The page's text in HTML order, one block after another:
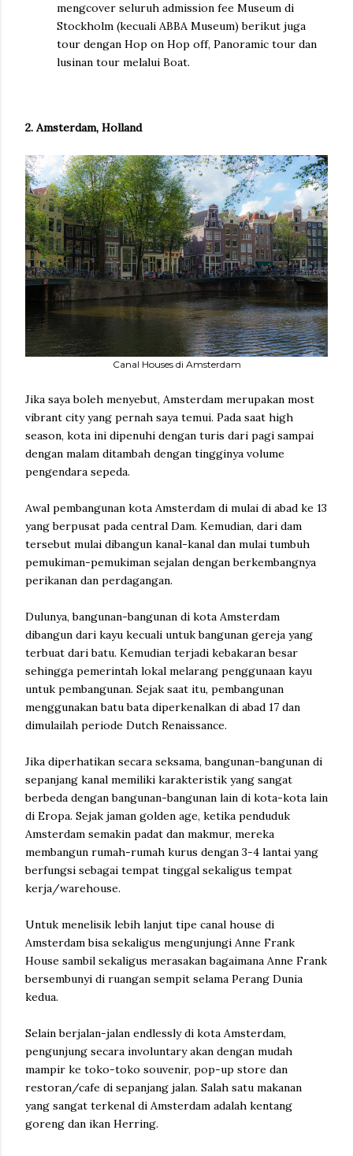
mengcover seluruh admission fee Museum di
Stockholm (kecuali ABBA Museum) berikut juga
tour dengan Hop on Hop off, Panoramic tour dan
lusinan tour melalui Boat.
2. Amsterdam, Holland
Canal Houses di Amsterdam
Jika saya boleh menyebut, Amsterdam merupakan most
vibrant city yang pernah saya temui. Pada saat high
season, kota ini dipenuhi dengan turis dari pagi sampai
dengan malam ditambah dengan tingginya volume
pengendara sepeda.
Awal pembangunan kota Amsterdam di mulai di abad ke 13
yang berpusat pada central Dam. Kemudian, dari dam
tersebut mulai dibangun kanal-kanal dan mulai tumbuh
pemukiman-pemukiman sejalan dengan berkembangnya
perikanan dan perdagangan.
Dulunya, bangunan-bangunan di kota Amsterdam
dibangun dari kayu kecuali untuk bangunan gereja yang
terbuat dari batu. Kemudian terjadi kebakaran besar
sehingga pemerintah lokal melarang penggunaan kayu
untuk pembangunan. Sejak saat itu, pembangunan
menggunakan batu bata diperkenalkan di abad 17 dan
dimulailah periode Dutch Renaissance.
Jika diperhatikan secara seksama, bangunan-bangunan di
sepanjang kanal memiliki karakteristik yang sangat
berbeda dengan bangunan-bangunan lain di kota-kota lain
di Eropa. Sejak jaman golden age, ketika penduduk
Amsterdam semakin padat dan makmur, mereka
membangun rumah-rumah kurus dengan 3-4 lantai yang
berfungsi sebagai tempat tinggal sekaligus tempat
kerja/warehouse.
Untuk menelisik lebih lanjut tipe canal house di
Amsterdam bisa sekaligus mengunjungi Anne Frank
House sambil sekaligus merasakan bagaimana Anne Frank
bersembunyi di ruangan sempit selama Perang Dunia
kedua.
Selain berjalan-jalan endlessly di kota Amsterdam,
pengunjung secara involuntary akan dengan mudah
mampir ke toko-toko souvenir, pop-up store dan
restoran/cafe di sepanjang jalan. Salah satu makanan
yang sangat terkenal di Amsterdam adalah kentang
goreng dan ikan Herring.